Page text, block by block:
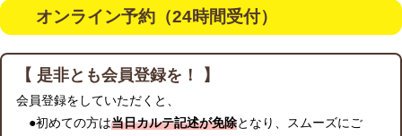
オンライン予約（24時間受付）
【 是非とも会員登録を！ 】
会員登録をしていただくと、
●初めての方は当日カルテ記述が免除となり、スムーズにご